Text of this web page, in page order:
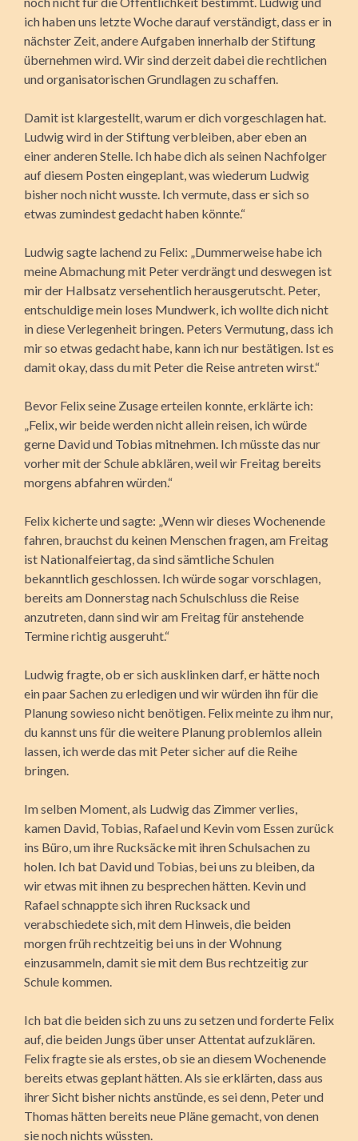
ich haben uns letzte Woche darauf verständigt, dass er in
nächster Zeit, andere Aufgaben innerhalb der Stiftung
übernehmen wird. Wir sind derzeit dabei die rechtlichen
und organisatorischen Grundlagen zu schaffen.
Damit ist klargestellt, warum er dich vorgeschlagen hat.
Ludwig wird in der Stiftung verbleiben, aber eben an
einer anderen Stelle. Ich habe dich als seinen Nachfolger
auf diesem Posten eingeplant, was wiederum Ludwig
bisher noch nicht wusste. Ich vermute, dass er sich so
etwas zumindest gedacht haben könnte.“
Ludwig sagte lachend zu Felix: „Dummerweise habe ich
meine Abmachung mit Peter verdrängt und deswegen ist
mir der Halbsatz versehentlich herausgerutscht. Peter,
entschuldige mein loses Mundwerk, ich wollte dich nicht
in diese Verlegenheit bringen. Peters Vermutung, dass ich
mir so etwas gedacht habe, kann ich nur bestätigen. Ist es
damit okay, dass du mit Peter die Reise antreten wirst.“
Bevor Felix seine Zusage erteilen konnte, erklärte ich:
„Felix, wir beide werden nicht allein reisen, ich würde
gerne David und Tobias mitnehmen. Ich müsste das nur
vorher mit der Schule abklären, weil wir Freitag bereits
morgens abfahren würden.“
Felix kicherte und sagte: „Wenn wir dieses Wochenende
fahren, brauchst du keinen Menschen fragen, am Freitag
ist Nationalfeiertag, da sind sämtliche Schulen
bekanntlich geschlossen. Ich würde sogar vorschlagen,
bereits am Donnerstag nach Schulschluss die Reise
anzutreten, dann sind wir am Freitag für anstehende
Termine richtig ausgeruht.“
Ludwig fragte, ob er sich ausklinken darf, er hätte noch
ein paar Sachen zu erledigen und wir würden ihn für die
Planung sowieso nicht benötigen. Felix meinte zu ihm nur,
du kannst uns für die weitere Planung problemlos allein
lassen, ich werde das mit Peter sicher auf die Reihe
bringen.
Im selben Moment, als Ludwig das Zimmer verlies,
kamen David, Tobias, Rafael und Kevin vom Essen zurück
ins Büro, um ihre Rucksäcke mit ihren Schulsachen zu
holen. Ich bat David und Tobias, bei uns zu bleiben, da
wir etwas mit ihnen zu besprechen hätten. Kevin und
Rafael schnappte sich ihren Rucksack und
verabschiedete sich, mit dem Hinweis, die beiden
morgen früh rechtzeitig bei uns in der Wohnung
einzusammeln, damit sie mit dem Bus rechtzeitig zur
Schule kommen.
Ich bat die beiden sich zu uns zu setzen und forderte Felix
auf, die beiden Jungs über unser Attentat aufzuklären.
Felix fragte sie als erstes, ob sie an diesem Wochenende
bereits etwas geplant hätten. Als sie erklärten, dass aus
ihrer Sicht bisher nichts anstünde, es sei denn, Peter und
Thomas hätten bereits neue Pläne gemacht, von denen
sie noch nichts wüssten.